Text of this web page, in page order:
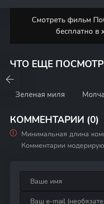
Смотреть фильм
бесплатно в
ЧТО ЕЩЕ
Зеленая миля
КОММЕНТАРИИ (0)
Минимальная длина
Комментарии